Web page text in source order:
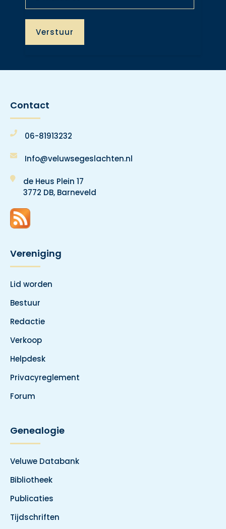
Contact
06-81913232
Info@veluwsegeslachten.nl
de Heus Plein 17
3772 DB, Barneveld
Vereniging
Lid worden
Bestuur
Redactie
Verkoop
Helpdesk
Privacyreglement
Forum
Genealogie
Veluwe Databank
Bibliotheek
Publicaties
Tijdschriften